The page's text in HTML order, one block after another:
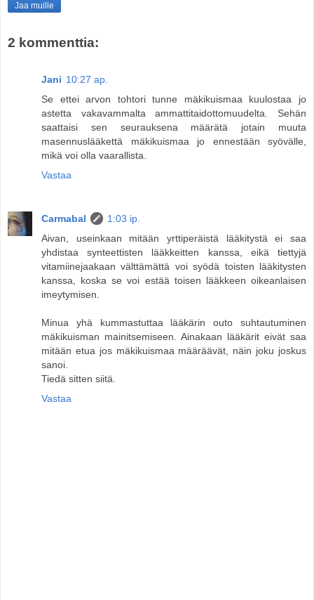
Jaa muille
2 kommenttia:
Jani 10:27 ap.
Se ettei arvon tohtori tunne mäkikuismaa kuulostaa jo
astetta vakavammalta ammattitaidottomuudelta. Sehän
saattaisi sen seurauksena määrätä jotain muuta
masennuslääkettä mäkikuismaa jo ennestään syövälle,
mikä voi olla vaarallista.
Vastaa
Carmabal
1:03 ip.
Aivan, useinkaan mitään yrttiperäistä lääkitystä ei saa
yhdistaa synteettisten lääkkeitten kanssa, eikä tiettyjä
vitamiinejaakaan välttämättä voi syödä toisten lääkitysten
kanssa, koska se voi estää toisen lääkkeen oikeanlaisen
imeytymisen.
Minua yhä kummastuttaa lääkärin outo suhtautuminen
mäkikuisman mainitsemiseen. Ainakaan lääkärit eivät saa
mitään etua jos mäkikuismaa määräävät, näin joku joskus
sanoi.
Tiedä sitten siitä.
Vastaa